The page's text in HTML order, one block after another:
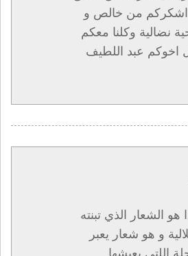
اشكركم من خالص و
نضالية وكلنا معكم
اخوكم عبد اللطيف
هو الشعار الذي تبنته
و هو شعار يعبر